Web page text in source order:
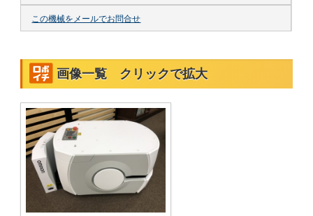
この機械をメールでお問合せ
画像一覧 クリックで拡大